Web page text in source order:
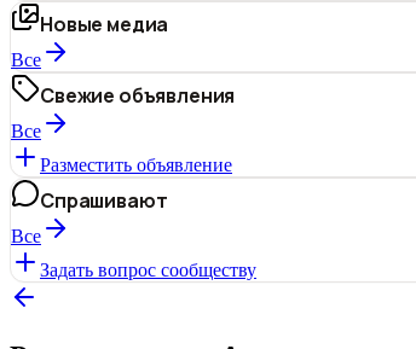
Новые медиа
Все
Свежие объявления
Все
Разместить объявление
Спрашивают
Все
Задать вопрос сообществу